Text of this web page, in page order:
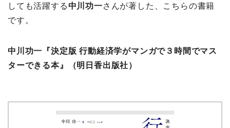
しても活躍する中川功一さんが著した、こちらの書籍
です。
中川功一『決定版 行動経済学がマンガで３時間でマス
ターできる本』
（明日香出版社）